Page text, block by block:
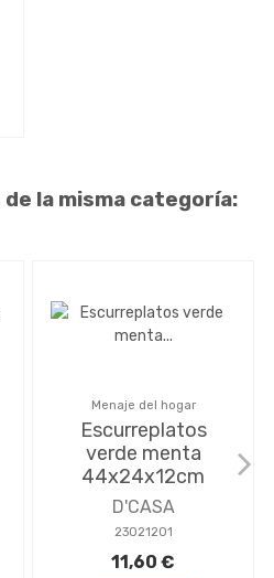
la misma categoría:
Menaje del hogar
Escurreplatos
verde menta
44x24x12cm
D'CASA
23021201
11,60 €